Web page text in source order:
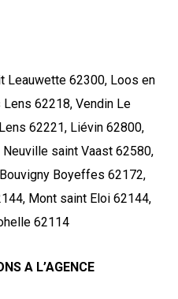
Leauwette 62300, Loos en
62218, Vendin Le
62221, Liévin 62800,
saint Vaast 62580,
Boyeffes 62172,
Mont saint Eloi 62144,
62114
A L’AGENCE